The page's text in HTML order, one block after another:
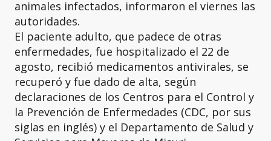
animales infectados, informaron el viernes las
autoridades.
El paciente adulto, que padece de otras
enfermedades, fue hospitalizado el 22 de
agosto, recibió medicamentos antivirales, se
recuperó y fue dado de alta, según
declaraciones de los Centros para el Control y
la Prevención de Enfermedades (CDC, por sus
siglas en inglés) y el Departamento de Salud y